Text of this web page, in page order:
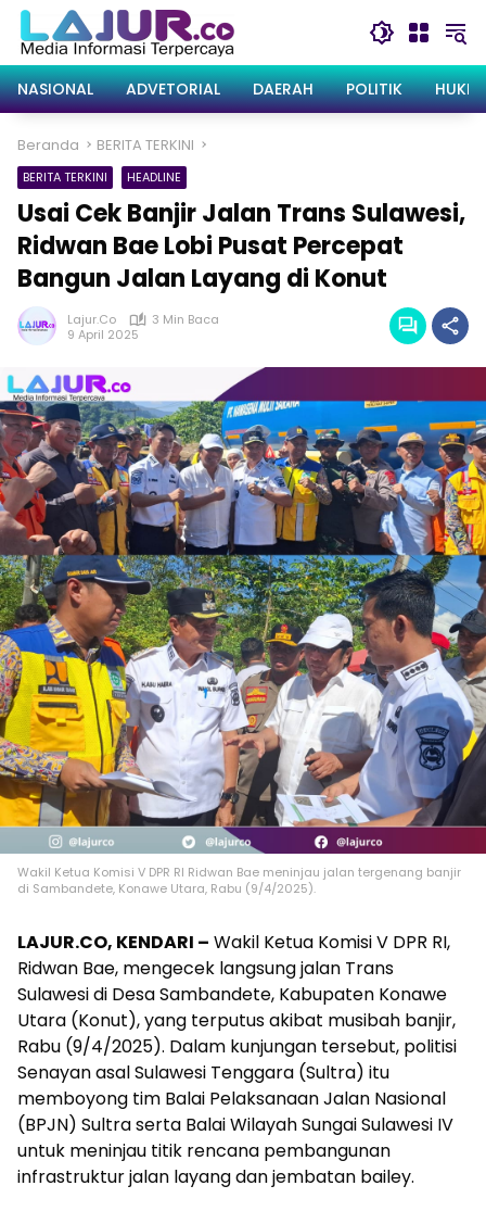
Langsung
konten
NASIONAL
ADVETORIAL DAERAH POLITIK
Beranda BERITA TERKINI
BERITA TERKINI HEADLINE
Usai Cek Banjir Jalan Trans Sulawesi,
Ridwan Bae Lobi Pusat Percepat
Bangun Jalan Layang di Konut
Lajur.co
3 Min Baca
9 April 2025
Wakil Ketua Komisi V DPR RI Ridwan Bae meninjau jalan tergenang banjir
di Sambandete, Konawe Utara, Rabu (9/4/2025).
LAJUR.CO, KENDARI – Wakil Ketua Komisi V DPR RI,
Ridwan Bae, mengecek langsung jalan Trans
Sulawesi di Desa Sambandete, Kabupaten Konawe
Utara (Konut), yang terputus akibat musibah banjir,
Rabu (9/4/2025). Dalam kunjungan tersebut, politisi
Senayan asal Sulawesi Tenggara (Sultra) itu
memboyong tim Balai Pelaksanaan Jalan Nasional
(BPJN) Sultra serta Balai Wilayah Sungai Sulawesi IV
untuk meninjau titik rencana pembangunan
infrastruktur jalan layang dan jembatan bailey.